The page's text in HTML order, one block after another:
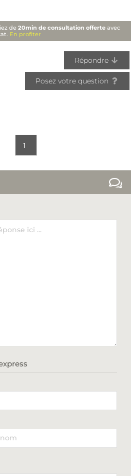
de20min de consultation offerte avec
En profiter
Répondre
Posez votre question
1